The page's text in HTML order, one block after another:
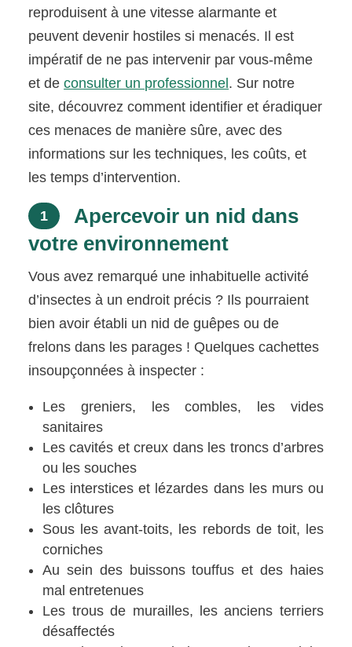
reproduisent à une vitesse alarmante et
peuvent devenir hostiles si menacés. Il est
impératif de ne pas intervenir par vous-même
et deconsulter un professionnel . Sur notre
site, découvrez comment identifier et éradiquer
ces menaces de manière sûre, avec des
informations sur les techniques, les coûts, et
les temps d’intervention.
1
Apercevoir un nid dans
votre environnement
Vous avez remarqué une inhabituelle activité
d’insectes à un endroit précis ? Ils pourraient
bien avoir établi un nid de guêpes ou de
frelons dans les parages ! Quelques cachettes
insoupçonnées à inspecter :
Les greniers, les combles, les vides
sanitaires
Les cavités et creux dans les troncs d’arbres
ou les souches
Les interstices et lézardes dans les murs ou
les clôtures
Sous les avant-toits, les rebords de toit, les
corniches
Au sein des buissons touffus et des haies
mal entretenues
Les trous de murailles, les anciens terriers
désaffectés